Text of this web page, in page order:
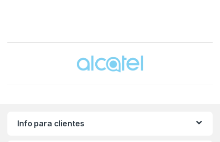
Brands Carousel
Info para clientes